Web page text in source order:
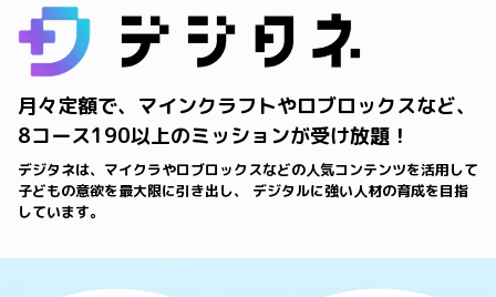
月々定額で、マインクラフトやロブロックスなど、
8コース190以上のミッションが受け放題！
デジタネは、マイクラやロブロックスなどの人気コンテンツを活用して
子どもの意欲を最大限に引き出し、 デジタルに強い人材の育成を目指
しています。